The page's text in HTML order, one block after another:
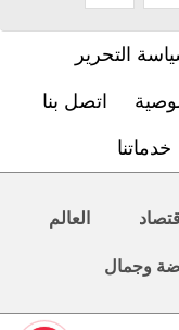
التحرير
اتصل بنا
خدماتنا
اقتصاد العالم
وجمال